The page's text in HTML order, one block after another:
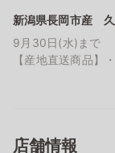
新潟県長岡市産
9月30日(水)まで
【産地直送商品】
店舗情報